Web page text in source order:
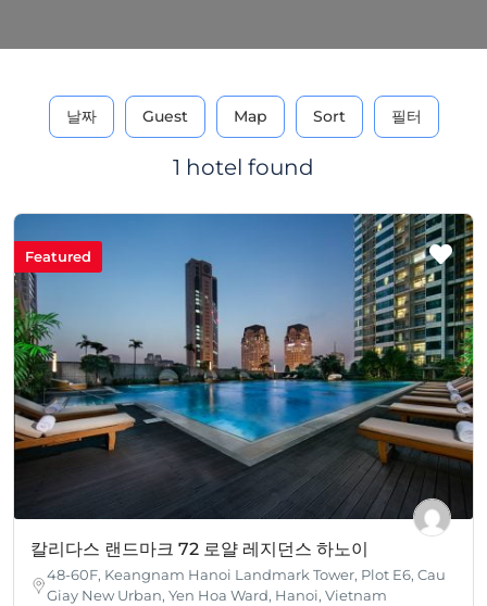
날짜 Guest Map Sort 필터
1 hotel found
Featured
칼리다스 랜드마크 72 로얄 레지던스 하노이
48-60F, Keangnam Hanoi Landmark Tower, Plot E6, Cau
Giay New Urban, Yen Hoa Ward, Hanoi, Vietnam